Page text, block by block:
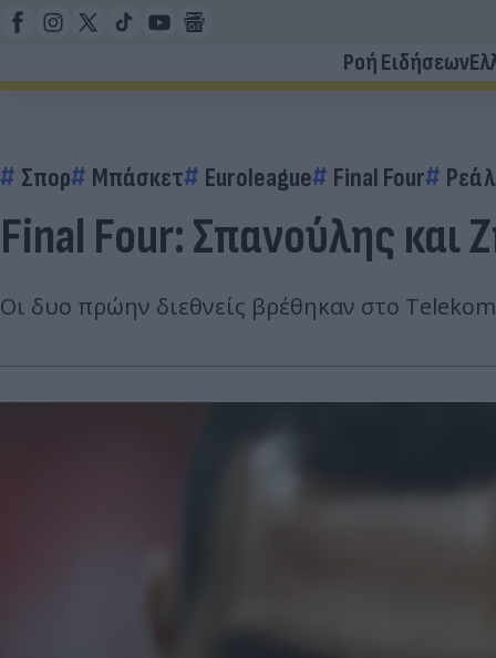
Ροή Ειδήσεων
Σπορ Μπάσκετ Euroleague Final Four
Final Four: Σπανούλης και
Οι δυο πρώην διεθνείς βρέθηκαν στο